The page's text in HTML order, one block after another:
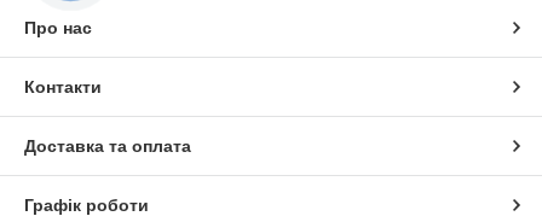
Про нас
Контакти
Доставка та оплата
Графік роботи